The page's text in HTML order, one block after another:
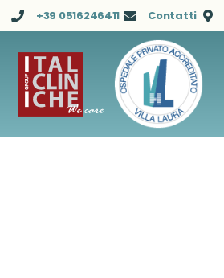
+39 0516246411 Contatti